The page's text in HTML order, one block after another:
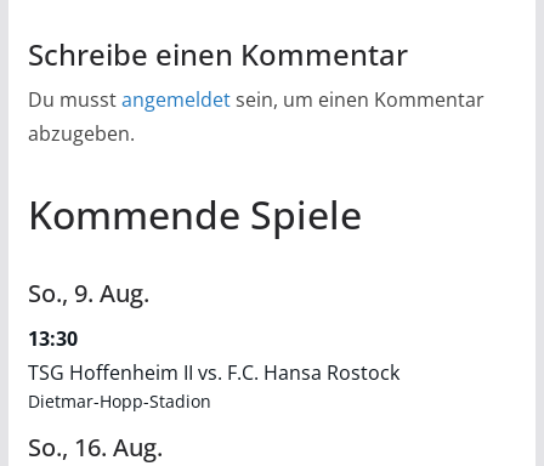
Schreibe einen Kommentar
Du musstangemeldetsein, um einen Kommentar
abzugeben.
Kommende Spiele
So., 9. Aug.
13:30
TSG Hoffenheim II vs. F.C. Hansa Rostock
Dietmar-Hopp-Stadion
So., 16. Aug.